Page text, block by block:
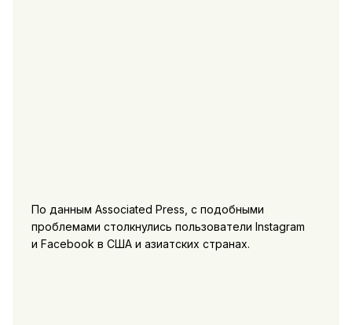
По данным Associated Press, с подобными
проблемами столкнулись пользователи Instagram
и Facebook в США и азиатских странах.